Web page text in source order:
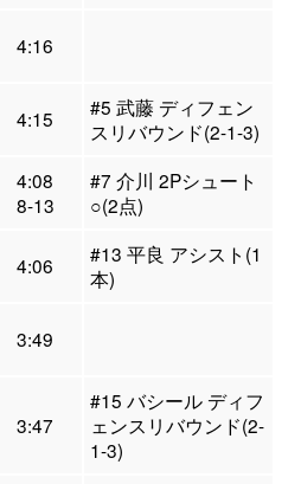
4:16
4:15
#5 武藤 ディフェン
スリバウンド(2-1-3)
4:08
8-13
#7 介川 2Pシュート
○(2点)
4:06
#13 平良 アシスト(1
本)
3:49
3:47
#15 バシール ディフ
ェンスリバウンド(2-
1-3)